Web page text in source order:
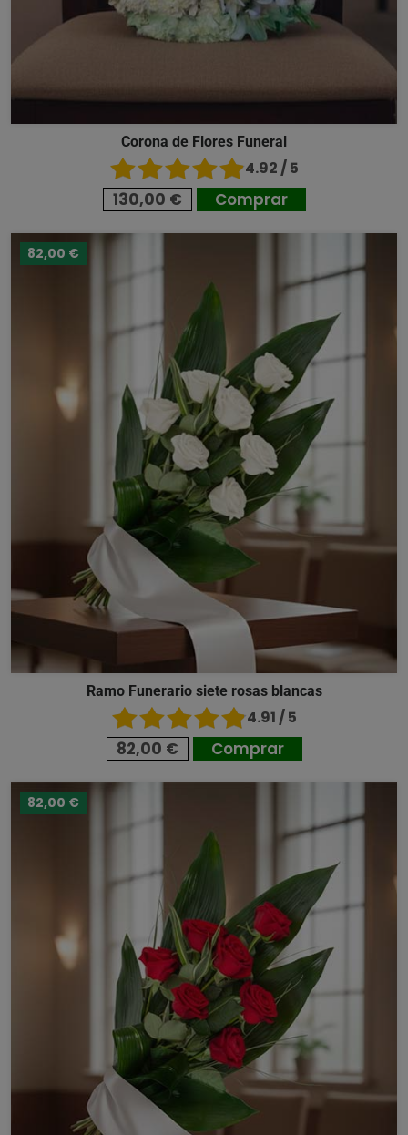
Corona de Flores Funeral
4.92 / 5
130,00 € Comprar
82,00 €
Ramo Funerario siete rosas blancas
4.91 / 5
82,00 € Comprar
82,00 €